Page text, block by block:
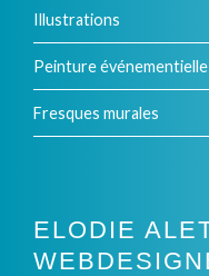
Illustrations
Peinture événementielle
Fresques murales
ELODIE